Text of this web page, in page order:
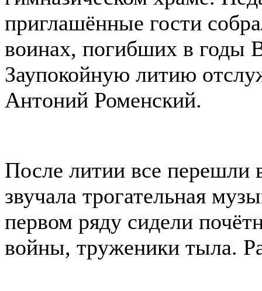
приглашённые гости
воинах, погибших в годы
Заупокойную литию
Антоний Роменский.
После литии все перешли
звучала трогательная
первом ряду сидели
войны, труженики тыла.